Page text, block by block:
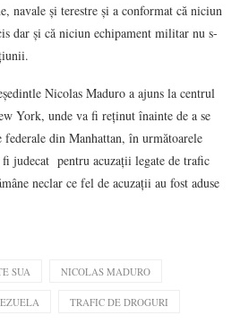
navale și terestre și a conformat că niciun
dar și că niciun echipament militar nu s-
Nicolas Maduro a ajuns la centrul
York, unde va fi reținut înainte de a se
federale din Manhattan, în următoarele
judecat pentru acuzații legate de trafic
neclar ce fel de acuzații au fost aduse
SUA NICOLAS MADURO
TRAFIC DE DROGURI